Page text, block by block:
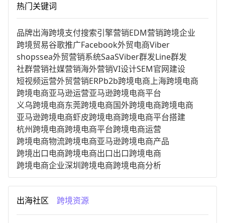
热门关键词
品牌出海跨境支付搜索引擎营销EDM营销跨境企业
跨境贸易谷歌推广Facebook外贸电商Viber
shopssea外贸营销系统SaaSViber群发Line群发
社群营销社媒营销海外营销VI设计SEM官网建设
短视频运营外贸营销ERPb2b跨境电商上海跨境电商
跨境电商亚马逊运营亚马逊跨境电商平台
义乌跨境电商东莞跨境电商国外跨境电商跨境电商
亚马逊跨境电商虾皮跨境电商跨境电商平台搭建
杭州跨境电商跨境电商平台跨境电商运营
跨境电商物流跨境电商亚马逊跨境电商产品
跨境出口电商跨境电商出口出口跨境电商
跨境电商企业深圳跨境电商跨境电商分析
进口跨境电商跨境电商服务广州跨境电商
跨境电商市场跨境电商创业跨境电商注册
跨境电商开店跨境电商营销
跨境电商商品个人跨境电商跨境电商案例
出海社区 跨境资源